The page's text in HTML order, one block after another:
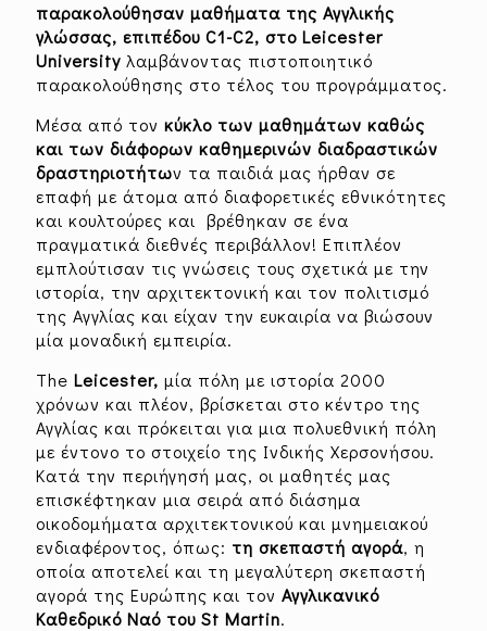
παρακολούθησαν μαθήματα της Αγγλικής
γλώσσας, επιπέδου C1-C2, στο Leicester
University λαμβάνοντας πιστοποιητικό
παρακολούθησης στο τέλος του προγράμματος.
Μέσα από τον κύκλο των μαθημάτων καθώς
και των διάφορων καθημερινών διαδραστικών
δραστηριοτήτων τα παιδιά μας ήρθαν σε
επαφή με άτομα από διαφορετικές εθνικότητες
και κουλτούρες και βρέθηκαν σε ένα
πραγματικά διεθνές περιβάλλον! Επιπλέον
εμπλούτισαν τις γνώσεις τους σχετικά με την
ιστορία, την αρχιτεκτονική και τον πολιτισμό
της Αγγλίας και είχαν την ευκαιρία να βιώσουν
μία μοναδική εμπειρία.
The Leicester, μία πόλη με ιστορία 2000
χρόνων και πλέον, βρίσκεται στο κέντρο της
Αγγλίας και πρόκειται για μια πολυεθνική πόλη
με έντονο το στοιχείο της Ινδικής Χερσονήσου.
Κατά την περιήγησή μας, οι μαθητές μας
επισκέφτηκαν μια σειρά από διάσημα
οικοδομήματα αρχιτεκτονικού και μνημειακού
ενδιαφέροντος, όπως: τη σκεπαστή αγορά, η
οποία αποτελεί και τη μεγαλύτερη σκεπαστή
αγορά της Ευρώπης και τον Αγγλικανικό
Καθεδρικό Ναό του St Martin.